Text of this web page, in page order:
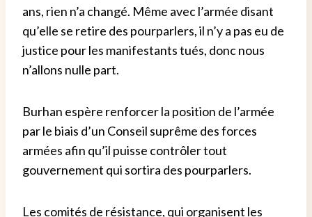
ans, rien n’a changé. Même avec l’armée disant
qu’elle se retire des pourparlers, il n’y a pas eu de
justice pour les manifestants tués, donc nous
n’allons nulle part.
Burhan espère renforcer la position de l’armée
par le biais d’un Conseil suprême des forces
armées afin qu’il puisse contrôler tout
gouvernement qui sortira des pourparlers.
Les comités de résistance, qui organisent les